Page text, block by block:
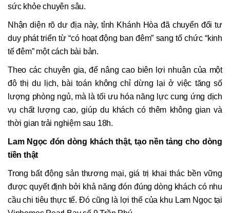
sức khỏe chuyên sâu.
Nhận diện rõ dư địa này, tỉnh Khánh Hòa đã chuyển đổi tư
duy phát triển từ “có hoạt động ban đêm” sang tổ chức “kinh
tế đêm” một cách bài bản.
Theo các chuyên gia, để nâng cao biên lợi nhuận của một
đô thị du lịch, bài toán không chỉ dừng lại ở việc tăng số
lượng phòng ngủ, mà là tối ưu hóa năng lực cung ứng dịch
vụ chất lượng cao, giúp du khách có thêm không gian và
thời gian trải nghiệm sau 18h.
Lam Ngọc đón dòng khách thật, tạo nền tảng cho dòng
tiền thật
Trong bất động sản thương mại, giá trị khai thác bền vững
được quyết định bởi khả năng đón đúng dòng khách có nhu
cầu chi tiêu thực tế. Đó cũng là lợi thế của khu Lam Ngọc tại